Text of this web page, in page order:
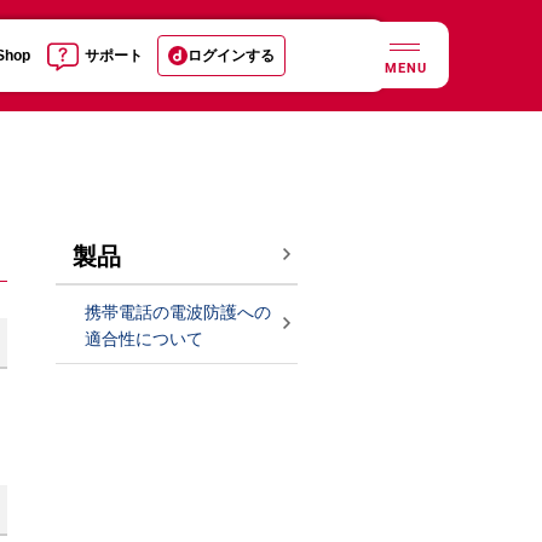
サポート ログインする
MENU
製品
携帯電話の電波防護への
適合性について